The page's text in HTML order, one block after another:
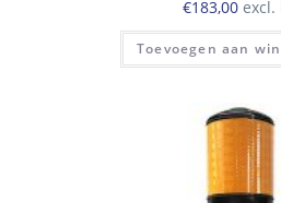
€183,00 excl.
Toevoegen aan